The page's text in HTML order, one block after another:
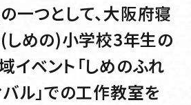
一つとして、大阪府寝
めの)小学校3年生の
イベント「しめのふれ
ル」での工作教室を